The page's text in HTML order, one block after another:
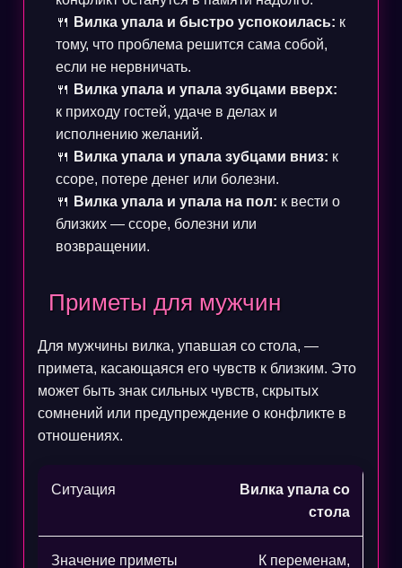
🍴 Вилка упала и быстро успокоилась: к
тому, что проблема решится сама собой,
если не нервничать.
🍴 Вилка упала и упала зубцами вверх:
к приходу гостей, удаче в делах и
исполнению желаний.
🍴 Вилка упала и упала зубцами вниз: к
ссоре, потере денег или болезни.
🍴 Вилка упала и упала на пол: к вести о
близких — ссоре, болезни или
возвращении.
Приметы для мужчин
Для мужчины вилка, упавшая со стола, —
примета, касающаяся его чувств к близким. Это
может быть знак сильных чувств, скрытых
сомнений или предупреждение о конфликте в
отношениях.
Вилка упала со
стола
К переменам,